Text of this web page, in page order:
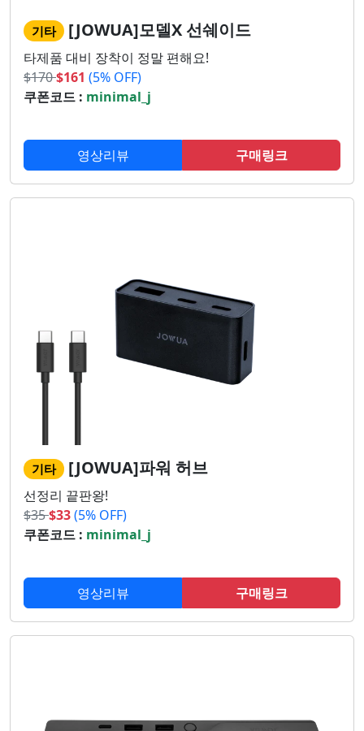
기타 [JOWUA]모델X 선쉐이드
타제품 대비 장착이 정말 편해요!
$170$161 (5% OFF)
쿠폰코드 : minimal_j
영상리뷰 구매링크
기타 [JOWUA]파워 허브
선정리 끝판왕!
$35$33(5% OFF)
쿠폰코드 : minimal_j
영상리뷰 구매링크